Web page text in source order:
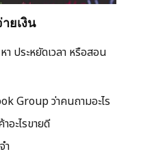
ยเงิน
ระหยัดเวลา หรือสอน
Group ว่าคนถามอะไร
อะไรขายดี
ำ